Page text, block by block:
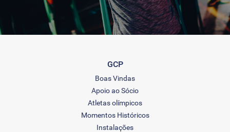
GCP
Boas Vindas
Apoio ao Sócio
Atletas olímpicos
Momentos Históricos
Instalações